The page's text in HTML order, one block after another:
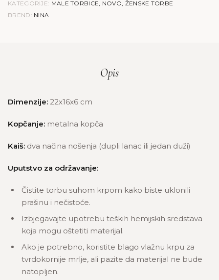
KATEGORIJE: MALE TORBICE, NOVO, ŽENSKE TORBE
BREND: NINA
Opis
Dimenzije: 22x16x6 cm
Kopčanje: metalna kopča
Kaiš: dva načina nošenja (dupli lanac ili jedan duži)
Uputstvo za održavanje:
Čistite torbu suhom krpom kako biste uklonili
prašinu i nečistoće.
Izbjegavajte upotrebu teških hemijskih sredstava
koja mogu oštetiti materijal.
Ako je potrebno, koristite blago vlažnu krpu za
tvrdokornije mrlje, ali pazite da materijal ne bude
natopljen.